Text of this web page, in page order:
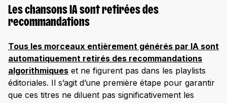
Les chansons IA sont retirées des
recommandations
Tous les morceaux entièrement générés par IA sont
automatiquement retirés des recommandations
algorithmiques et ne figurent pas dans les playlists
éditoriales. Il s’agit d’une première étape pour garantir
que ces titres ne diluent pas significativement les